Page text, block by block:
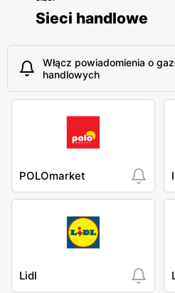
Sieci handlowe
Włącz powiadomienia o
handlowych
POLOmarket
Lidl